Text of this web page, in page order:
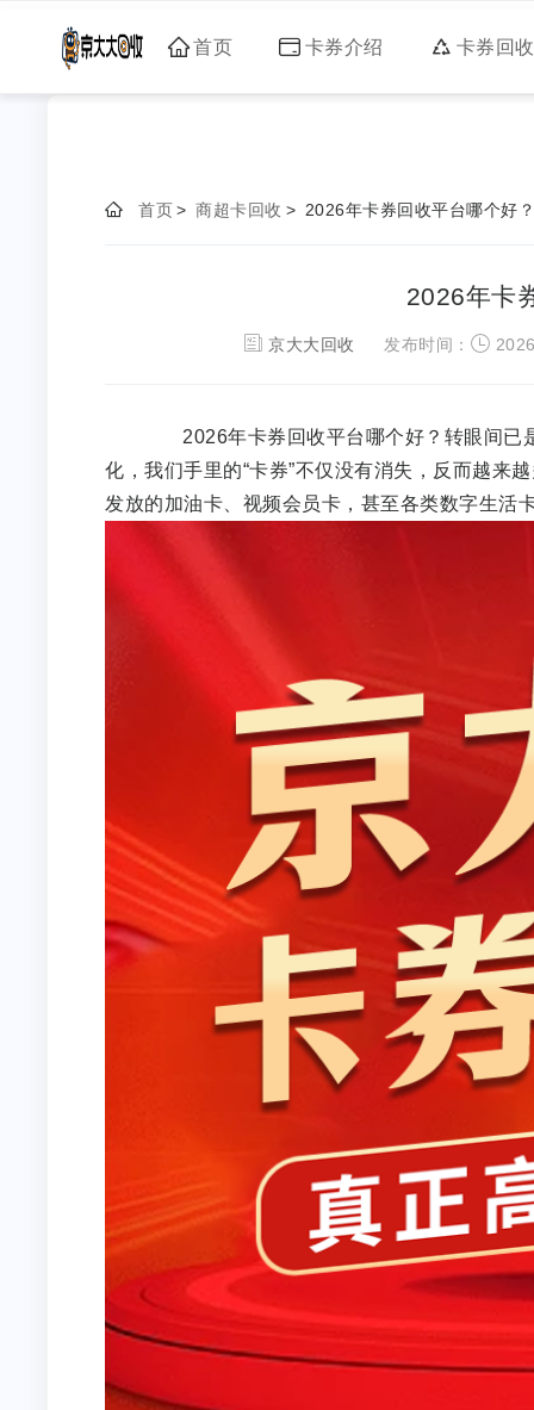
首页 卡券介绍 卡券回收
首页> 商超卡回收 > 2026年卡券回收平台哪个好？
2026年卡
京大大回收 发布时间：
2026年卡券回收平台哪个好？转眼间已
化，我们手里的“卡券”不仅没有消失，反而越来
发放的加油卡、视频会员卡，甚至各类数字生活